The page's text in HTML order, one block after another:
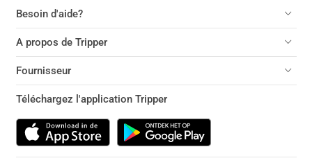
Besoin d'aide?
A propos de Tripper
Fournisseur
Téléchargez l'application Tripper